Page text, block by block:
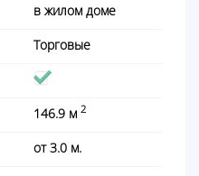
в жилом доме
Торговые
146.9 м 2
от 3.0 м.